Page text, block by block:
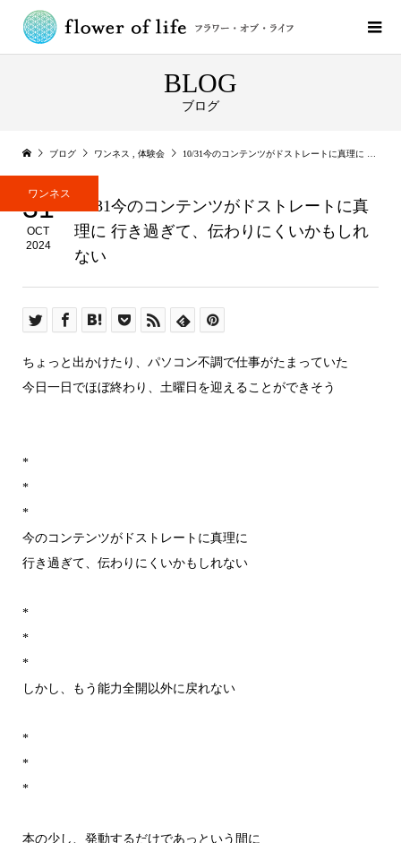
BLOG
ブログ
ブログ ワンネス 体験会 10/31今のコンテンツがドストレートに真理に 行き過ぎて、伝わりにくいかもしれない
ワンネス
31
OCT
2024
10/31今のコンテンツがドストレートに真
理に 行き過ぎて、伝わりにくいかもしれ
ない
ちょっと出かけたり、パソコン不調で仕事がたまっていた
今日一日でほぼ終わり、土曜日を迎えることができそう
*
*
*
今のコンテンツがドストレートに真理に
行き過ぎて、伝わりにくいかもしれない
*
*
*
しかし、もう能力全開以外に戻れない
*
*
*
本の少し、発動するだけであっという間に